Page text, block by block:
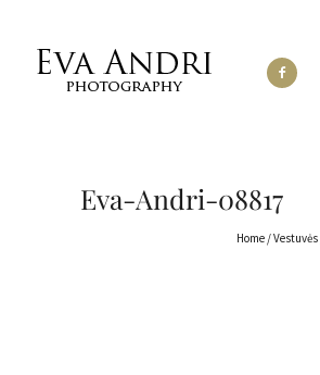
Eva-Andri-08817
Home /Vestuvės